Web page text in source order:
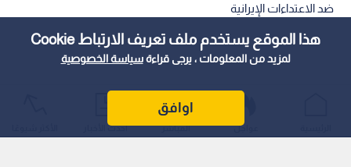
هذا الموقع يستخدم ملف تعريف الارتباط Cookie
لمزيد من المعلومات ، يرجى قراءةسياسة الخصوصية
اوافق
ضد الاعتداءات الإيرانية
عواجل المباشر أحدث الأخبار